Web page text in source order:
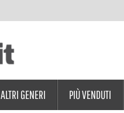
ALTRI GENERI PIÙ VENDUTI